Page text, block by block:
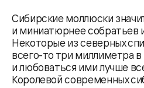
Сибирские моллюски
и миниатюрнее собратьев
Некоторые из северных
всего-то три миллиметра
и любоваться ими лучше
Королевой современных